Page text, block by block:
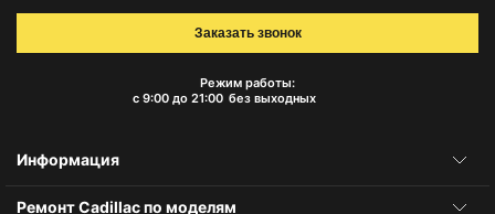
Режим работы:
с 9:00 до 21:00 без выходных
Заказать звонок
Информация
Ремонт Cadillac по моделям